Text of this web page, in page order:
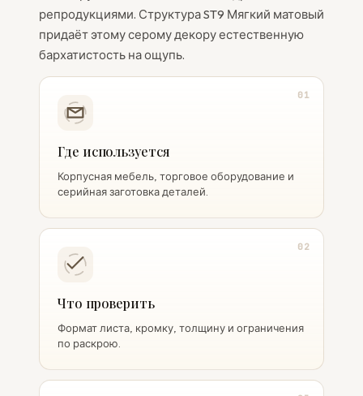
репродукциями. Структура ST9 Мягкий матовый
придаёт этому серому декору естественную
бархатистость на ощупь.
01
Где используется
Корпусная мебель, торговое оборудование и
серийная заготовка деталей.
02
Что проверить
Формат листа, кромку, толщину и ограничения
по раскрою.